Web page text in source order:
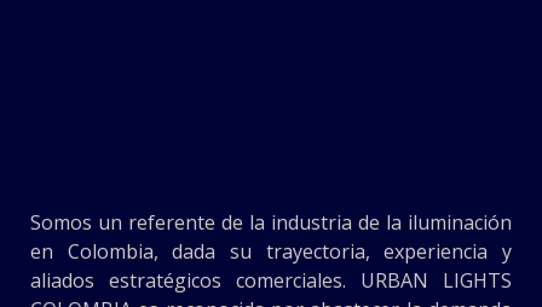
Somos un referente de la industria de la iluminación
en Colombia, dada su trayectoria, experiencia y
aliados estratégicos comerciales. URBAN LIGHTS